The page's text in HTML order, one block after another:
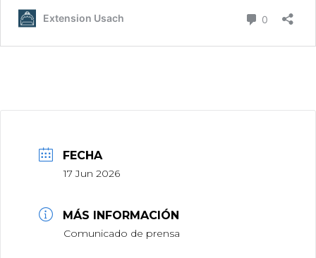
FECHA
17 Jun 2026
MÁS INFORMACIÓN
Comunicado de prensa